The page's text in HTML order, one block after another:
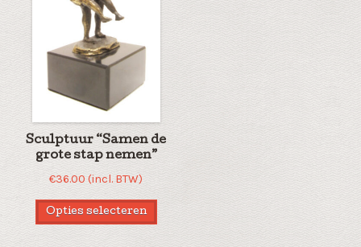
Sculptuur “Samen de
grote stap nemen”
€36.00 (incl. BTW)
Opties selecteren